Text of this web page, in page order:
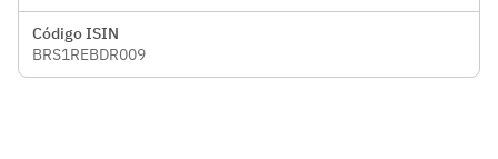
Código ISIN
BRS1REBDR009